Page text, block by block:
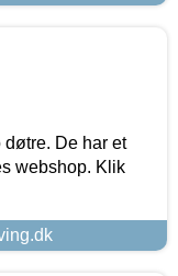
døtre. De har et
webshop. Klik